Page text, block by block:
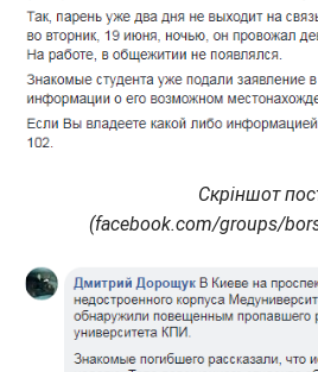
Скріншот
(facebook.com/groups/